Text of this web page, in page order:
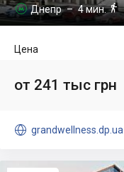
 Днепр– 4 мин.
Цена
от 241 тыс грн
 grandwellness.dp.ua